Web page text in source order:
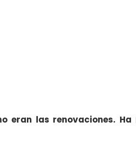
eran las renovaciones.